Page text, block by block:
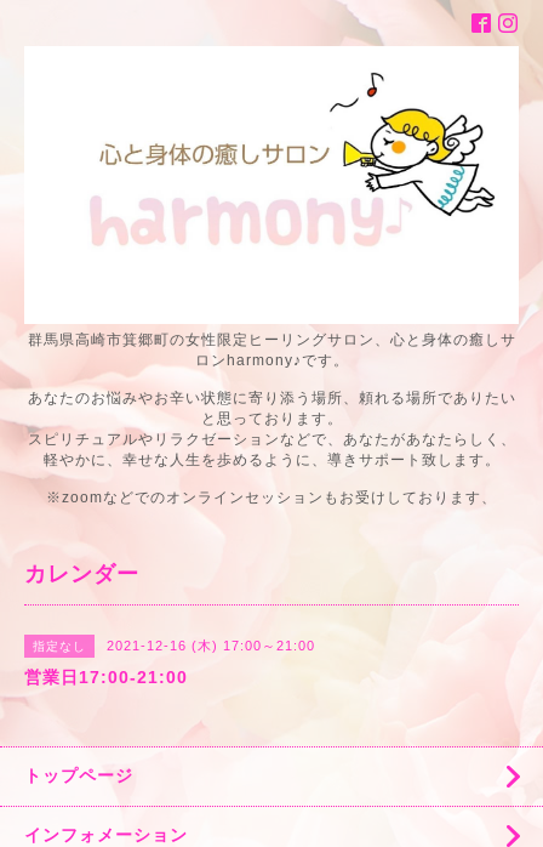
群馬県高崎市箕郷町の女性限定ヒーリングサロン、心と身体の癒しサ
ロンharmony♪です。
あなたのお悩みやお辛い状態に寄り添う場所、頼れる場所でありたい
と思っております。
スピリチュアルやリラクゼーションなどで、あなたがあなたらしく、
軽やかに、幸せな人生を歩めるように、導きサポート致します。
※zoomなどでのオンラインセッションもお受けしております、
カレンダー
指定なし 2021-12-16 (木) 17:00～21:00
営業日17:00-21:00
トップページ
インフォメーション